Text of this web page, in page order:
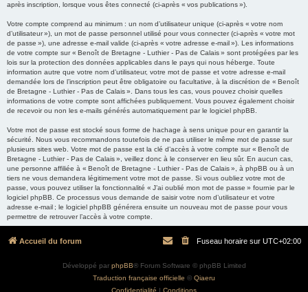
après inscription, lorsque vous êtes connecté (ci-après « vos publications »).
Votre compte comprend au minimum : un nom d’utilisateur unique (ci-après « votre nom
d’utilisateur »), un mot de passe personnel utilisé pour vous connecter (ci-après « votre mot
de passe »), une adresse e-mail valide (ci-après « votre adresse e-mail »). Les informations
de votre compte sur « Benoît de Bretagne - Luthier - Pas de Calais » sont protégées par les
lois sur la protection des données applicables dans le pays qui nous héberge. Toute
information autre que votre nom d’utilisateur, votre mot de passe et votre adresse e-mail
demandée lors de l’inscription peut être obligatoire ou facultative, à la discrétion de « Benoît
de Bretagne - Luthier - Pas de Calais ». Dans tous les cas, vous pouvez choisir quelles
informations de votre compte sont affichées publiquement. Vous pouvez également choisir
de recevoir ou non les e-mails générés automatiquement par le logiciel phpBB.
Votre mot de passe est stocké sous forme de hachage à sens unique pour en garantir la
sécurité. Nous vous recommandons toutefois de ne pas utiliser le même mot de passe sur
plusieurs sites web. Votre mot de passe est la clé d’accès à votre compte sur « Benoît de
Bretagne - Luthier - Pas de Calais », veillez donc à le conserver en lieu sûr. En aucun cas,
une personne affiliée à « Benoît de Bretagne - Luthier - Pas de Calais », à phpBB ou à un
tiers ne vous demandera légitimement votre mot de passe. Si vous oubliez votre mot de
passe, vous pouvez utiliser la fonctionnalité « J’ai oublié mon mot de passe » fournie par le
logiciel phpBB. Ce processus vous demande de saisir votre nom d’utilisateur et votre
adresse e-mail ; le logiciel phpBB générera ensuite un nouveau mot de passe pour vous
permettre de retrouver l’accès à votre compte.
Accueil du forum Fuseau horaire sur UTC+02:00
Développé par phpBB® Forum Software © phpBB Limited
Traduction française officielle © Qiaeru
Confidentialité | Conditions